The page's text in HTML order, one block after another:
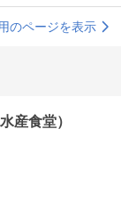
のページを表示
産食堂）